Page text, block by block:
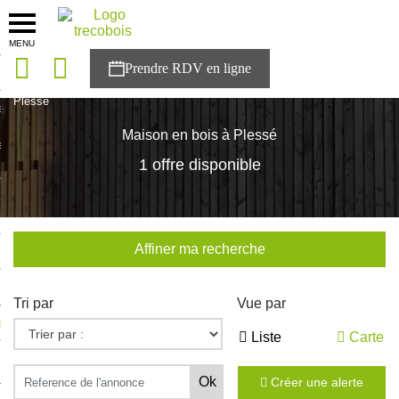
MENU
solutions
Trecobois
à NESTOR
Plessé
Maison en bois à Plessé
1 offre disponible
Affiner ma recherche
Tri par Vue par
Liste Carte
Créer une alerte